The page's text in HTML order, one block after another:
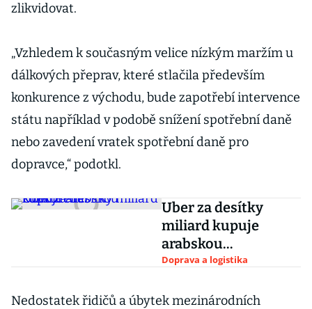
zlikvidovat.
„Vzhledem k současným velice nízkým maržím u
dálkových přeprav, které stlačila především
konkurence z východu, bude zapotřebí intervence
státu například v podobě snížení spotřební daně
nebo zavedení vratek spotřební daně pro
dopravce,“ podotkl.
Uber za desítky
miliard kupuje
arabskou
konkurenci
Doprava a logistika
Nedostatek řidičů a úbytek mezinárodních